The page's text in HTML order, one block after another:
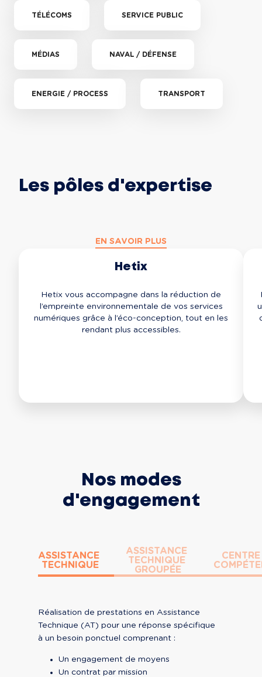
TÉLÉCOMS SERVICE PUBLIC
MÉDIAS NAVAL / DÉFENSE
ENERGIE / PROCESS TRANSPORT
Les pôles d'expertise
EN SAVOIR PLUS
Hetix
Hetix vous accompagne dans la réduction de
l’empreinte environnementale de vos services
numériques grâce à l’éco-conception, tout en les
rendant plus accessibles.
Nos modes
d'engagement
ASSISTANCE
TECHNIQUE
ASSISTANCE
TECHNIQUE
GROUPÉE
Réalisation de prestations en Assistance
Technique (AT) pour une réponse spécifique
à un besoin ponctuel comprenant :
Un engagement de moyens
Un contrat par mission